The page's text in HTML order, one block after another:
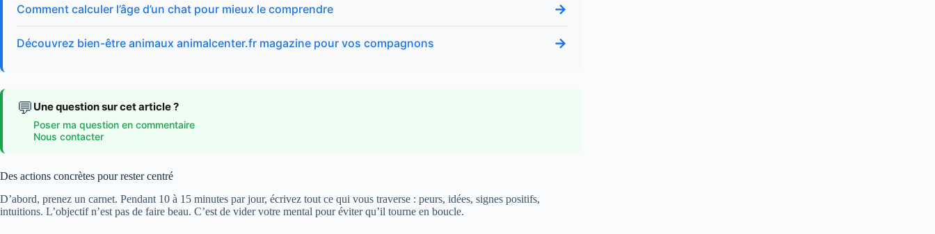
Comment calculer l’âge d’un chat pour mieux le comprendre →
Découvrez bien-être animaux animalcenter.fr magazine pour vos compagnons →
💬 Une question sur cet article ?
Poser ma question en commentaire
Nous contacter
Des actions concrètes pour rester centré
D’abord, prenez un carnet. Pendant 10 à 15 minutes par jour, écrivez tout ce qui vous traverse : peurs, idées, signes positifs,
intuitions. L’objectif n’est pas de faire beau. C’est de vider votre mental pour éviter qu’il tourne en boucle.